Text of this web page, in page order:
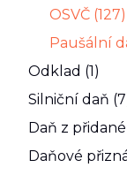
OSVČ (127)
Paušální
Odklad (1)
Silniční daň
Daň z
Daňové